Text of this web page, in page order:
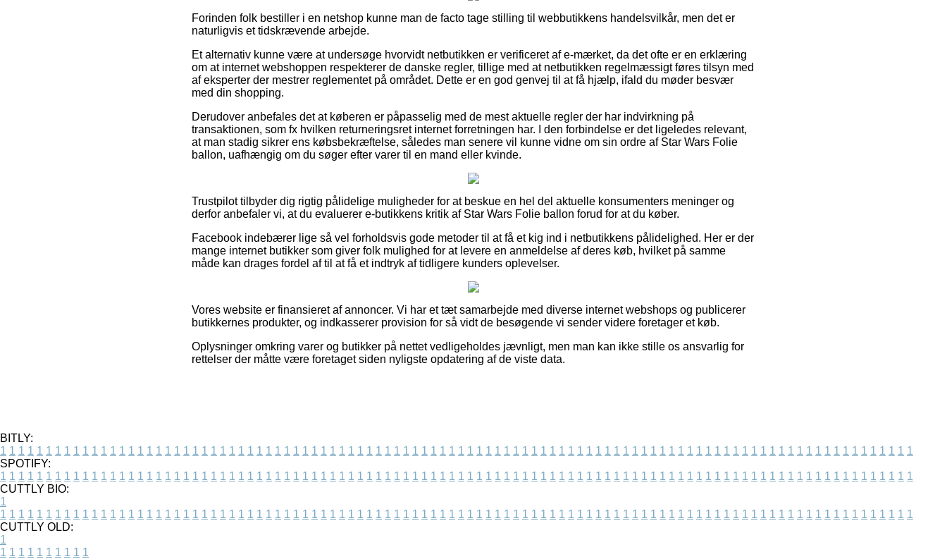
Forinden folk bestiller i en netshop kunne man de facto tage stilling til webbutikkens handelsvilkår, men det er
naturligvis et tidskrævende arbejde.
Et alternativ kunne være at undersøge hvorvidt netbutikken er verificeret af e-mærket, da det ofte er en erklæring
om at internet webshoppen respekterer de danske regler, tillige med at netbutikken regelmæssigt føres tilsyn med
af eksperter der mestrer reglementet på området. Dette er en god genvej til at få hjælp, ifald du møder besvær
med din shopping.
Derudover anbefales det at køberen er påpasselig med de mest aktuelle regler der har indvirkning på
transaktionen, som fx hvilken returneringsret internet forretningen har. I den forbindelse er det ligeledes relevant,
at man stadig sikrer ens købsbekræftelse, således man senere vil kunne vidne om sin ordre af Star Wars Folie
ballon, uafhængig om du søger efter varer til en mand eller kvinde.
Trustpilot tilbyder dig rigtig pålidelige muligheder for at beskue en hel del aktuelle konsumenters meninger og
derfor anbefaler vi, at du evaluerer e-butikkens kritik af Star Wars Folie ballon forud for at du køber.
Facebook indebærer lige så vel forholdsvis gode metoder til at få et kig ind i netbutikkens pålidelighed. Her er der
mange internet butikker som giver folk mulighed for at levere en anmeldelse af deres køb, hvilket på samme
måde kan drages fordel af til at få et indtryk af tidligere kunders oplevelser.
Vores website er finansieret af annoncer. Vi har et tæt samarbejde med diverse internet webshops og publicerer
butikkernes produkter, og indkasserer provision for så vidt de besøgende vi sender videre foretager et køb.
Oplysninger omkring varer og butikker på nettet vedligeholdes jævnligt, men man kan ikke stille os ansvarlig for
rettelser der måtte være foretaget siden nyligste opdatering af de viste data.
BITLY:
1 1 1 1 1 1 1 1 1 1 1 1 1 1 1 1 1 1 1 1 1 1 1 1 1 1 1 1 1 1 1 1 1 1 1 1 1 1 1 1 1 1 1 1 1 1 1 1 1 1 1 1 1 1 1 1 1 1 1 1 1 1 1 1 1 1 1 1 1 1 1 1 1 1 1 1 1 1 1 1 1 1 1 1 1 1 1 1 1 1 1 1 1 1 1 1 1 1 1 1
SPOTIFY:
1 1 1 1 1 1 1 1 1 1 1 1 1 1 1 1 1 1 1 1 1 1 1 1 1 1 1 1 1 1 1 1 1 1 1 1 1 1 1 1 1 1 1 1 1 1 1 1 1 1 1 1 1 1 1 1 1 1 1 1 1 1 1 1 1 1 1 1 1 1 1 1 1 1 1 1 1 1 1 1 1 1 1 1 1 1 1 1 1 1 1 1 1 1 1 1 1 1 1 1
CUTTLY BIO:
1
1 1 1 1 1 1 1 1 1 1 1 1 1 1 1 1 1 1 1 1 1 1 1 1 1 1 1 1 1 1 1 1 1 1 1 1 1 1 1 1 1 1 1 1 1 1 1 1 1 1 1 1 1 1 1 1 1 1 1 1 1 1 1 1 1 1 1 1 1 1 1 1 1 1 1 1 1 1 1 1 1 1 1 1 1 1 1 1 1 1 1 1 1 1 1 1 1 1 1 1
CUTTLY OLD:
1
1 1 1 1 1 1 1 1 1 1